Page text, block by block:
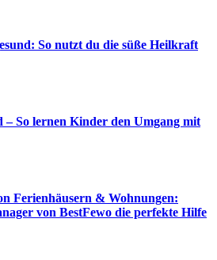
So nutzt du die süße Heilkraft
– So lernen Kinder den Umgang mit
Ferienhäusern & Wohnungen:
von BestFewo die perfekte Hilfe